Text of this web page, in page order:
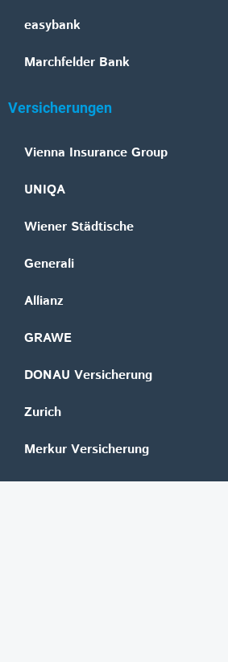
easybank
Marchfelder Bank
Versicherungen
Vienna Insurance Group
UNIQA
Wiener Städtische
Generali
Allianz
GRAWE
DONAU Versicherung
Zurich
Merkur Versicherung
Wüstenrot